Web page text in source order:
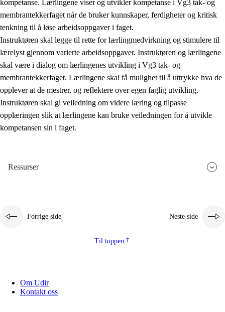
kompetanse. Lærlingene viser og utvikler kompetanse i Vg3 tak- og
membrantekkerfaget når de bruker kunnskaper, ferdigheter og kritisk
tenkning til å løse arbeidsoppgaver i faget.
Instruktøren skal legge til rette for lærlingmedvirkning og stimulere til
lærelyst gjennom varierte arbeidsoppgaver. Instruktøren og lærlingene
skal være i dialog om lærlingenes utvikling i Vg3 tak- og
membrantekkerfaget. Lærlingene skal få mulighet til å uttrykke hva de
opplever at de mestrer, og reflektere over egen faglig utvikling.
Instruktøren skal gi veiledning om videre læring og tilpasse
opplæringen slik at lærlingene kan bruke veiledningen for å utvikle
kompetansen sin i faget.
Ressurser
Forrige side Neste side
Til toppen
Om Udir
Kontakt oss